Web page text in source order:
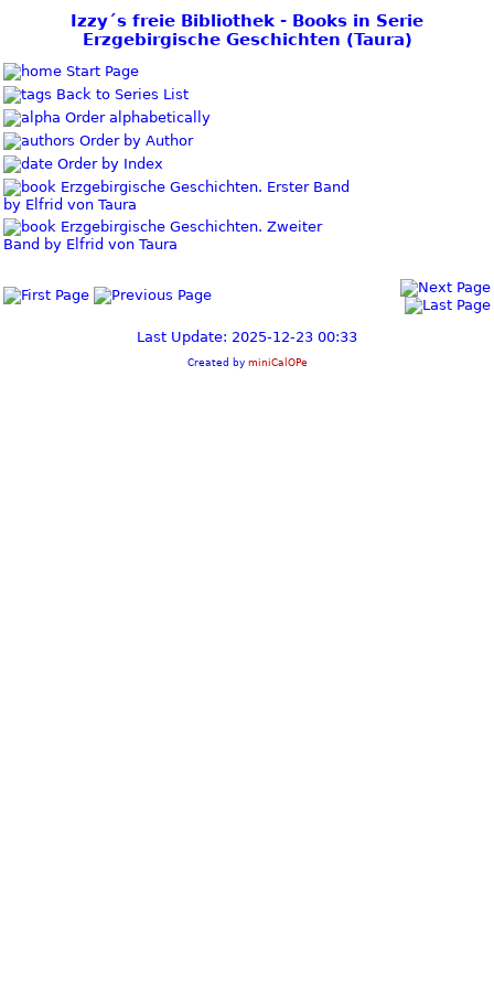
Izzy´s freie Bibliothek - Books in Serie
Erzgebirgische Geschichten (Taura)
Start Page
Back to Series List
Order alphabetically
Order by Author
Order by Index
Erzgebirgische Geschichten. Erster Band
by Elfrid von Taura
Erzgebirgische Geschichten. Zweiter
Band by Elfrid von Taura
Last Update: 2025-12-23 00:33
Created by miniCalOPe